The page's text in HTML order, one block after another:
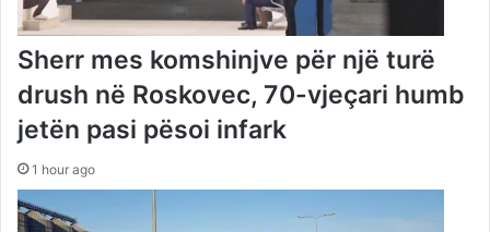
Sherr mes komshinjve për një turë
drush në Roskovec, 70-vjeçari humb
jetën pasi pësoi infark
1 hour ago